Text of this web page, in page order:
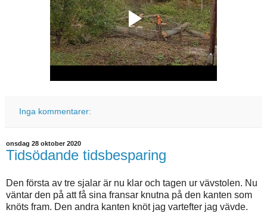
Inga kommentarer:
onsdag 28 oktober 2020
Tidsödande tidsbesparing
Den första av tre sjalar är nu klar och tagen ur vävstolen. Nu
väntar den på att få sina fransar knutna på den kanten som
knöts fram. Den andra kanten knöt jag vartefter jag vävde.